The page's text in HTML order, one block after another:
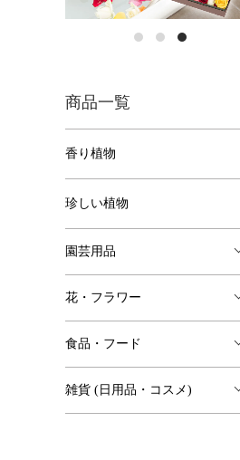
商品一覧
香り植物
珍しい植物
園芸用品
花・フラワー
食品・フード
雑貨 (日用品・コスメ)